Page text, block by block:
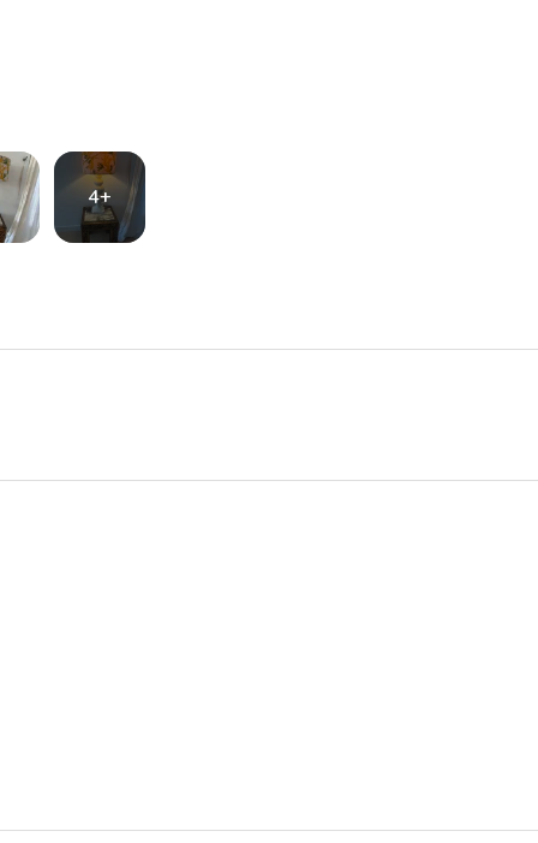
4+